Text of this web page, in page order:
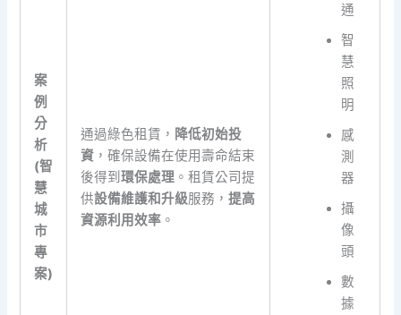
案
例
分
析
(智
慧
城
市
專
案)
通過綠色租賃， 降低初始投
資 ，確保設備在使用壽命結束
後得到環保處理 。租賃公司提
供設備維護和升級服務，提高
資源利用效率 。
通
智
慧
照
明
感
測
器
攝
像
頭
數
據